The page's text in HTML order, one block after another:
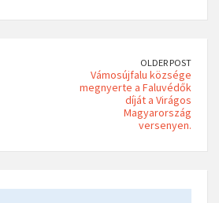
OLDER POST
Vámosújfalu községe
megnyerte a Faluvédők
díját a Virágos
Magyarország
versenyen.